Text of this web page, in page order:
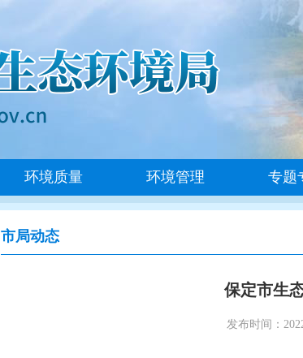
环境质量 环境管理 专题
市局动态
保定市生
发布时间：